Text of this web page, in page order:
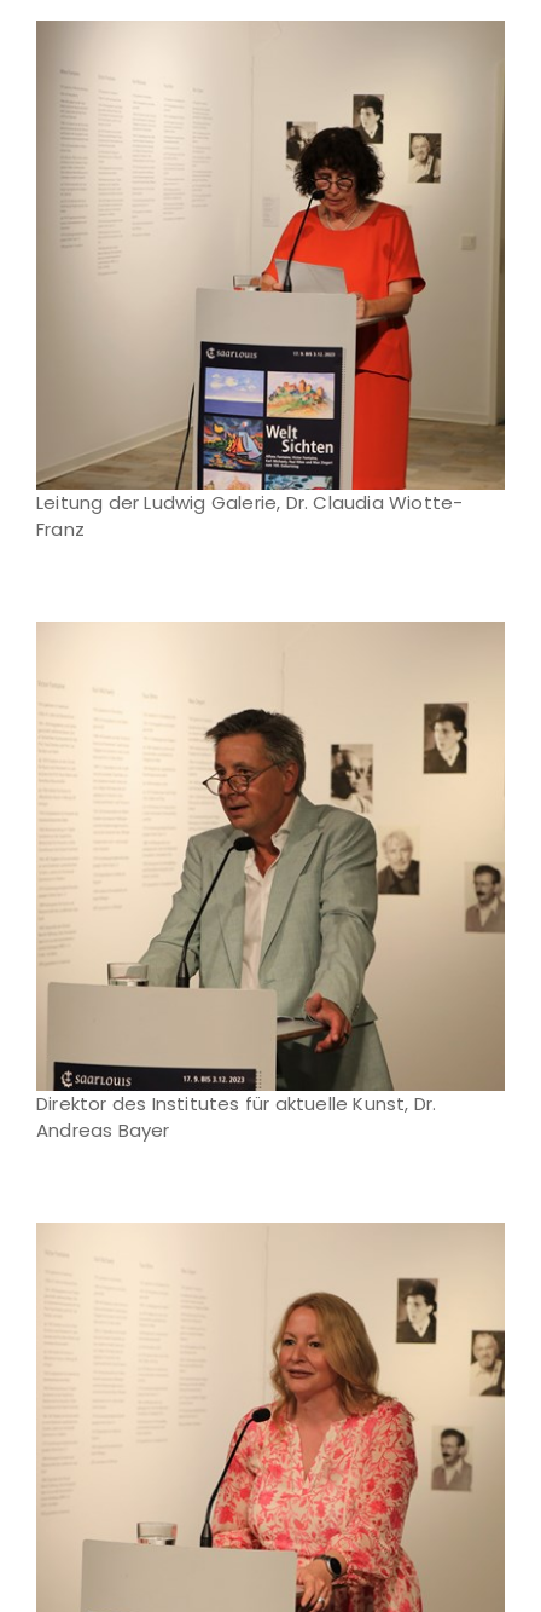
Leitung der Ludwig Galerie, Dr. Claudia Wiotte-
Franz
Direktor des Institutes für aktuelle Kunst, Dr.
Andreas Bayer